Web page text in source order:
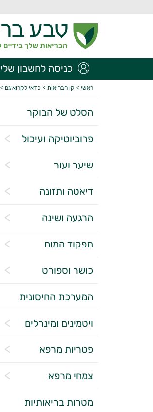
כניסה לחשבון שלי
ראשי > קו הבריאות > כדאי לקרוא גם >
הסלט של הבוקר
פרוביוטיקה ועיכול
שיער ועור
דיאטה ותזונה
הרגעה ושינה
תפקוד המוח
כושר וספורט
המערכת החיסונית
ויטמינים ומינרלים
פטריות מרפא
צמחי מרפא
מטרות בריאותיות